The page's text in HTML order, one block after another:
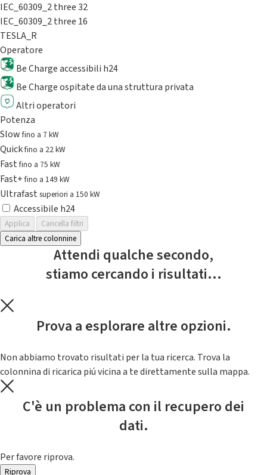
IEC_60309_2 three 32
IEC_60309_2 three 16
TESLA_R
Operatore
Be Charge accessibili h24
Be Charge ospitate da una struttura privata
Altri operatori
Potenza
Slowfino a 7 kW
Quickfino a 22 kW
Fastfino a 75 kW
Fast+fino a 149 kW
Ultrafast superiori a 150 kW
Accessibile h24
Applica
Cancella filtri
Carica altre colonnine
Attendi qualche secondo,
stiamo cercando i risultati...
Prova a esplorare altre opzioni.
Non abbiamo trovato risultati per la tua ricerca. Trova la
colonnina di ricarica piú vicina a te direttamente sulla mappa.
C'è un problema con il recupero dei
dati.
Per favore riprova.
Riprova